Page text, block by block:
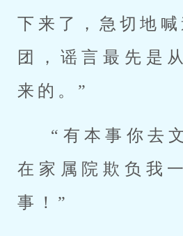
下来了，急切地
团，谣言最先是
来的。”
“有本事你去
在家属院欺负我
事！”